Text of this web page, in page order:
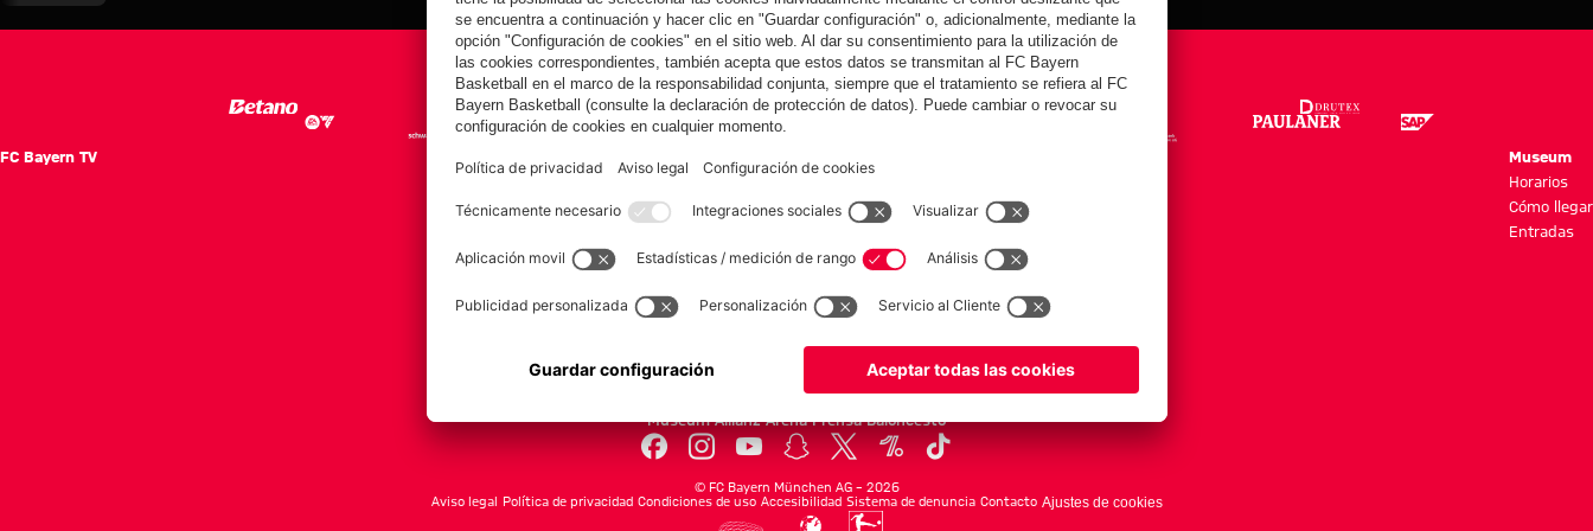
el Aston Villa
el Jeju
Colaborador
FC Bayern TV
Noticias
Equipo
Afición
Moda
Nuevo
Museum
Horarios
Cómo llegar
Entradas
Museum Allianz Arena Prensa Baloncesto
© FC Bayern München AG – 2026
Aviso legal Política de privacidad Condiciones de uso Accesibilidad Sistema de denuncia Contacto Ajustes de cookies